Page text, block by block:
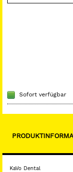
2008 S / LS.
Sofort verfügbar
KaVo Dental